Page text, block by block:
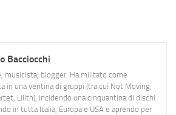
Bacciocchi
musicista, blogger. Ha militato come
in una ventina di gruppi (tra cui Not Moving,
Lilith), incidendo una cinquantina di dischi
in tutta Italia, Europa e USA e aprendo per